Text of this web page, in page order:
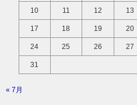
10 11 12 13
17 18 19 20
24 25 26 27
31
« 7月